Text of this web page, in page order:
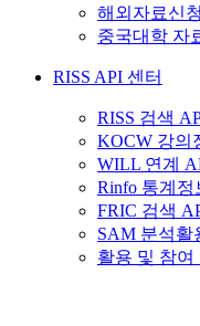
해외자료신
중국대학 자
RISS API 센터
RISS 검색
KOCW 강의
WILL 연계
Rinfo 통계정
FRIC 검색
SAM 분석활
활용 및 참여